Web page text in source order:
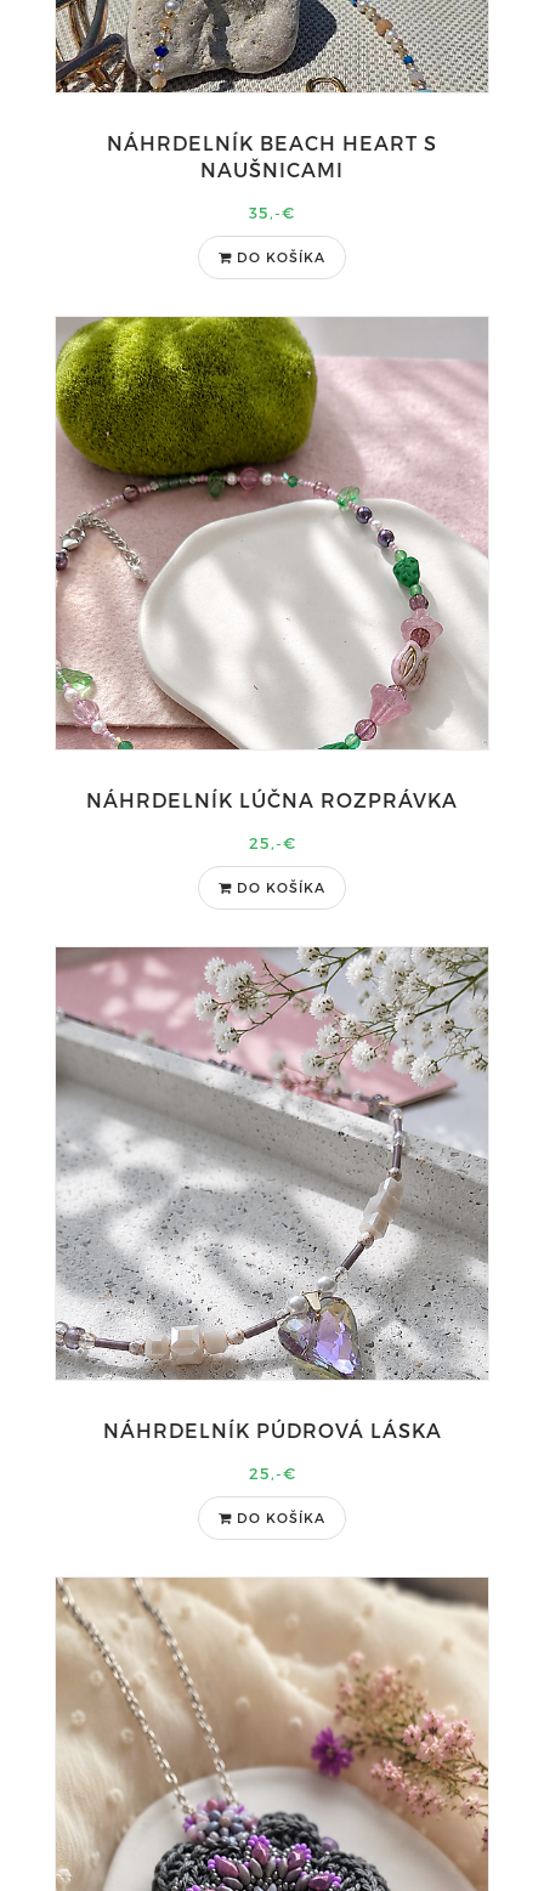
NÁHRDELNÍK BEACH HEART S
NAUŠNICAMI
35,-€
DO KOŠÍKA
NÁHRDELNÍK LÚČNA ROZPRÁVKA
25,-€
DO KOŠÍKA
NÁHRDELNÍK PÚDROVÁ LÁSKA
25,-€
DO KOŠÍKA